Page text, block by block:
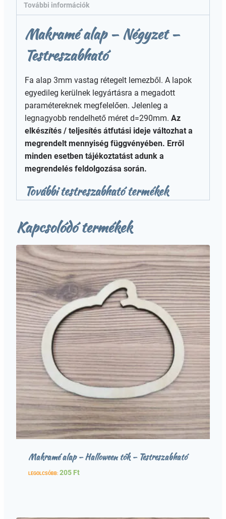
További információk
Makramé alap – Négyzet –
Testreszabható
Fa alap 3mm vastag rétegelt lemezből. A lapok
egyedileg kerülnek legyártásra a megadott
paramétereknek megfelelően. Jelenleg a
legnagyobb rendelhető méret d=290mm. Az
elkészítés / teljesítés átfutási ideje változhat a
megrendelt mennyiség függvényében. Erről
minden esetben tájékoztatást adunk a
megrendelés feldolgozása során.
További testreszabható termékek
Kapcsolódó termékek
Makramé alap – Halloween tök – Testreszabható
LEGOLCSÓBB: 205 Ft